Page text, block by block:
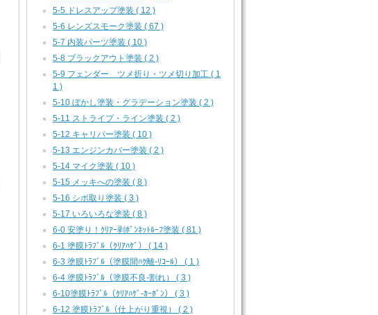
5-5 ドレスアップ塗装 ( 12 )
5-6 レンズスモーク塗装 ( 67 )
5-7 内装パーツ塗装 ( 10 )
5-8 ブラックアウト塗装 ( 2 )
5-9 フェンダー ツメ折り・ツメ切り加工 ( 1
1 )
5-10 ぼかし塗装・グラデーション塗装 ( 2 )
5-11 ストライプ・ライン塗装 ( 2 )
5-12 キャリパー塗装 ( 10 )
5-13 エンジンカバー塗装 ( 2 )
5-14 マイク塗装 ( 10 )
5-15 メッキへの塗装 ( 8 )
5-16 シボ取り塗装 ( 3 )
5-17 いろいろな塗装 ( 8 )
6-0 安塗り！ｸﾘｱｰ剥ﾎﾞﾝﾈｯﾄﾙｰﾌ塗装 ( 81 )
6-1 塗膜ﾄﾗﾌﾞﾙ（ｸﾘｱﾊｹﾞ） ( 14 )
6-3 塗膜ﾄﾗﾌﾞﾙ（塗膜間ﾊｸ離-ﾘｺｰﾙ） ( 1 )
6-4 塗膜ﾄﾗﾌﾞﾙ（塗膜不良-割れ） ( 3 )
6-10塗膜ﾄﾗﾌﾞﾙ（ｸﾘｱﾊｹﾞ-ｶｰﾎﾞﾝ） ( 3 )
6-12 塗膜ﾄﾗﾌﾞﾙ（仕上がり重視） ( 2 )